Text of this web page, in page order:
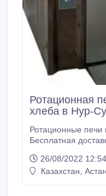
Ротационная
хлеба в Нур-
Ротационные
Бесплатная
Обучение
Техническая характеристика:
26/08/2022 12:54
Казахстан,